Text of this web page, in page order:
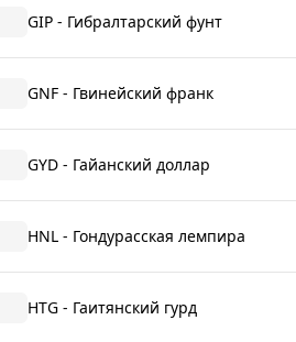
GIP - Гибралтарский фунт
GNF - Гвинейский франк
GYD - Гайанский доллар
HNL - Гондурасская лемпира
HTG - Гаитянский гурд